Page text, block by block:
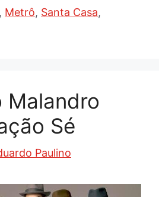
, Metrô, Santa Casa,
Malandro
Sé
Paulino